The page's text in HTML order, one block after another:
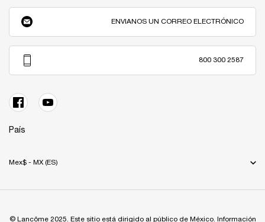
ENVIANOS UN CORREO ELECTRÓNICO
800 300 2587
País
Mex$ - MX (ES)
© Lancôme 2025. Este sitio está dirigido al público de México. Información